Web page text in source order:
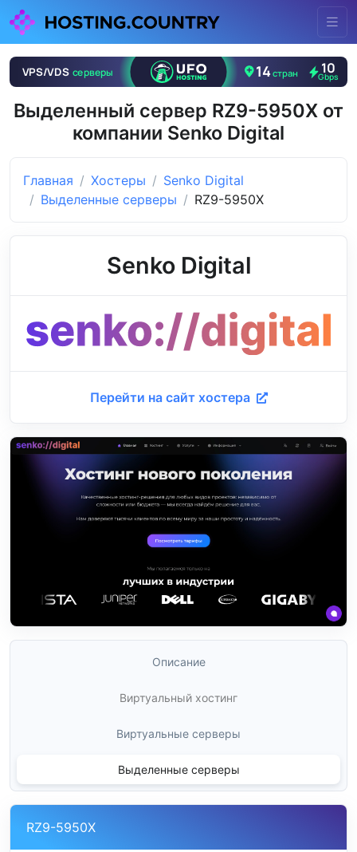
Выделенный сервер RZ9-5950X от
компании Senko Digital
Главная Хостеры
Senko Digital
Выделенные серверы
RZ9-5950X
Senko Digital
Перейти на сайт хостера
Описание
Виртуальный хостинг
Виртуальные серверы
Выделенные серверы
RZ9-5950X